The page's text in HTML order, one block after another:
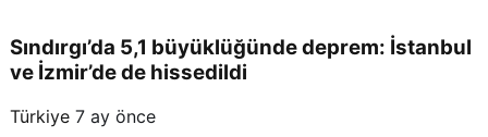
Sındırgı’da 5,1 büyüklüğünde deprem: İstanbul
ve İzmir’de de hissedildi
Türkiye 7 ay önce